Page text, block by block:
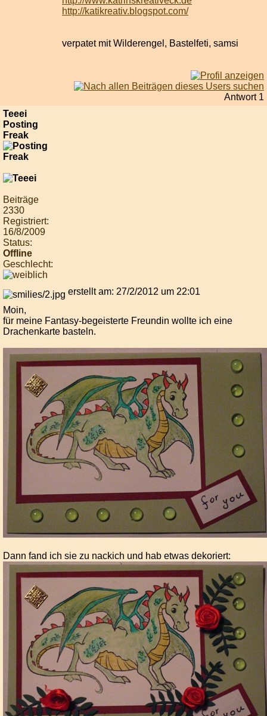
http://katikreativ.blogspot.com/
verpatet mit Wilderengel, Bastelfeti, samsi
Antwort 1
Teeei
Posting
Freak
Beiträge
2330
Registriert:
16/8/2009
Status:
Offline
Geschlecht:
erstellt am: 27/2/2012 um 22:01
Moin,
für meine Fantasy-begeisterte Freundin wollte ich eine
Drachenkarte basteln.
Dann fand ich sie zu nackich und hab etwas dekoriert: